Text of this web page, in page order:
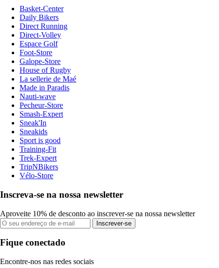
Basket-Center
Daily Bikers
Direct Running
Direct-Volley
Espace Golf
Foot-Store
Galope-Store
House of Rugby
La sellerie de Maé
Made in Paradis
Nauti-wave
Pecheur-Store
Smash-Expert
Sneak'In
Sneakids
Sport is good
Training-Fit
Trek-Expert
TripNBikers
Vélo-Store
Inscreva-se na nossa newsletter
Aproveite 10% de desconto ao inscrever-se na nossa newsletter
Inscrever-se
Fique conectado
Encontre-nos nas redes sociais